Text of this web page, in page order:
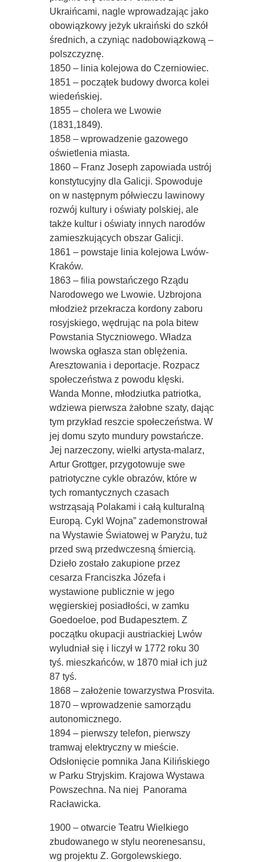
Ukraińcami, nagle wprowadzając jako
obowiązkowy jeżyk ukraiński do szkół
średnich, a czyniąc nadobowiązkową –
polszczyznę.
1850 – linia kolejowa do Czerniowiec.
1851 – początek budowy dworca kolei
wiedeńskiej.
1855 – cholera we Lwowie
(1831,1849).
1858 – wprowadzenie gazowego
oświetlenia miasta.
1860 – Franz Joseph zapowiada ustrój
konstytucyjny dla Galicji. Spowoduje
on w następnym półwieczu lawinowy
rozwój kultury i oświaty polskiej, ale
także kultur i oświaty innych narodów
zamieszkujących obszar Galicji.
1861 – powstaje linia kolejowa Lwów-
Kraków.
1863 – filia powstańczego Rządu
Narodowego we Lwowie. Uzbrojona
młodzież przekracza kordony zaboru
rosyjskiego, wędrując na pola bitew
Powstania Styczniowego. Władza
lwowska ogłasza stan oblężenia.
Aresztowania i deportacje. Rozpacz
społeczeństwa z powodu klęski.
Wanda Monne, młodziutka patriotka,
wdziewa pierwsza żałobne szaty, dając
tym przykład reszcie społeczeństwa. W
jej domu szyto mundury powstańcze.
Jej narzeczony, wielki artysta-malarz,
Artur Grottger, przygotowuje swe
patriotyczne cykle obrazów, które w
tych romantycznych czasach
wstrząsają Polakami i całą kulturalną
Europą. Cykl Wojna” zademonstrował
na Wystawie Światowej w Paryżu, tuż
przed swą przedwczesną śmiercią.
Dzieło zostało zakupione przez
cesarza Franciszka Józefa i
wystawione publicznie w jego
węgierskiej posiadłości, w zamku
Goedoeloe, pod Budapesztem. Z
początku okupacji austriackiej Lwów
wyludniał się i liczył w 1772 roku 30
tyś. mieszkańców, w 1870 miał ich już
87 tyś.
1868 – założenie towarzystwa Prosvita.
1870 – wprowadzenie samorządu
autonomicznego.
1894 – pierwszy telefon, pierwszy
tramwaj elektryczny w mieście.
Odsłonięcie pomnika Jana Kilińskiego
w Parku Stryjskim. Krajowa Wystawa
Powszechna. Na niej  Panorama
Racławicka.
1900 – otwarcie Teatru Wielkiego
zbudowanego w stylu neorenesansu,
wg projektu Z. Gorgolewskiego.